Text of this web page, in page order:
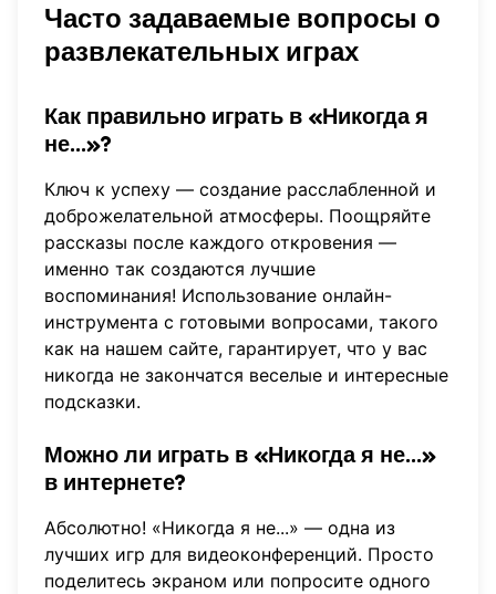
Часто задаваемые вопросы о
развлекательных играх
Как правильно играть в «Никогда я
не...»?
Ключ к успеху — создание расслабленной и
доброжелательной атмосферы. Поощряйте
рассказы после каждого откровения —
именно так создаются лучшие
воспоминания! Использование онлайн-
инструмента с готовыми вопросами, такого
как на нашем сайте, гарантирует, что у вас
никогда не закончатся веселые и интересные
подсказки.
Можно ли играть в «Никогда я не...»
в интернете?
Абсолютно! «Никогда я не...» — одна из
лучших игр для видеоконференций. Просто
поделитесь экраном или попросите одного